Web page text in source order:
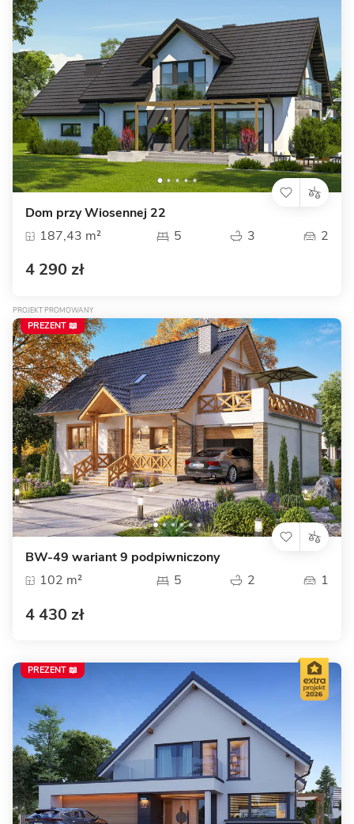
Dom przy Wiosennej 22
187,43 m²
5 3 2
4 290 zł
PROJEKT PROMOWANY
BW-49 wariant 9 podpiwniczony
102 m²
5 2 1
4 430 zł
PREZENT 📖
PREZENT 📖